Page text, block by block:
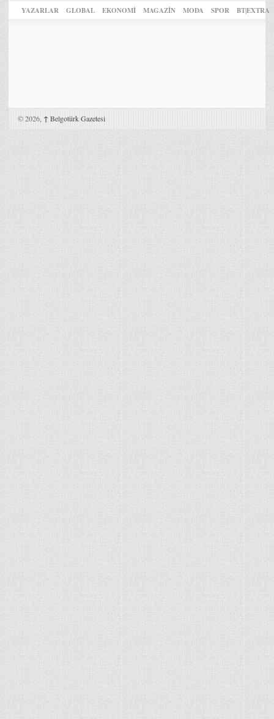
YAZARLAR GLOBAL EKONOMİ MAGAZİN MODA SPOR BT|EXTRA
© 2026, ↑ Belgotürk Gazetesi